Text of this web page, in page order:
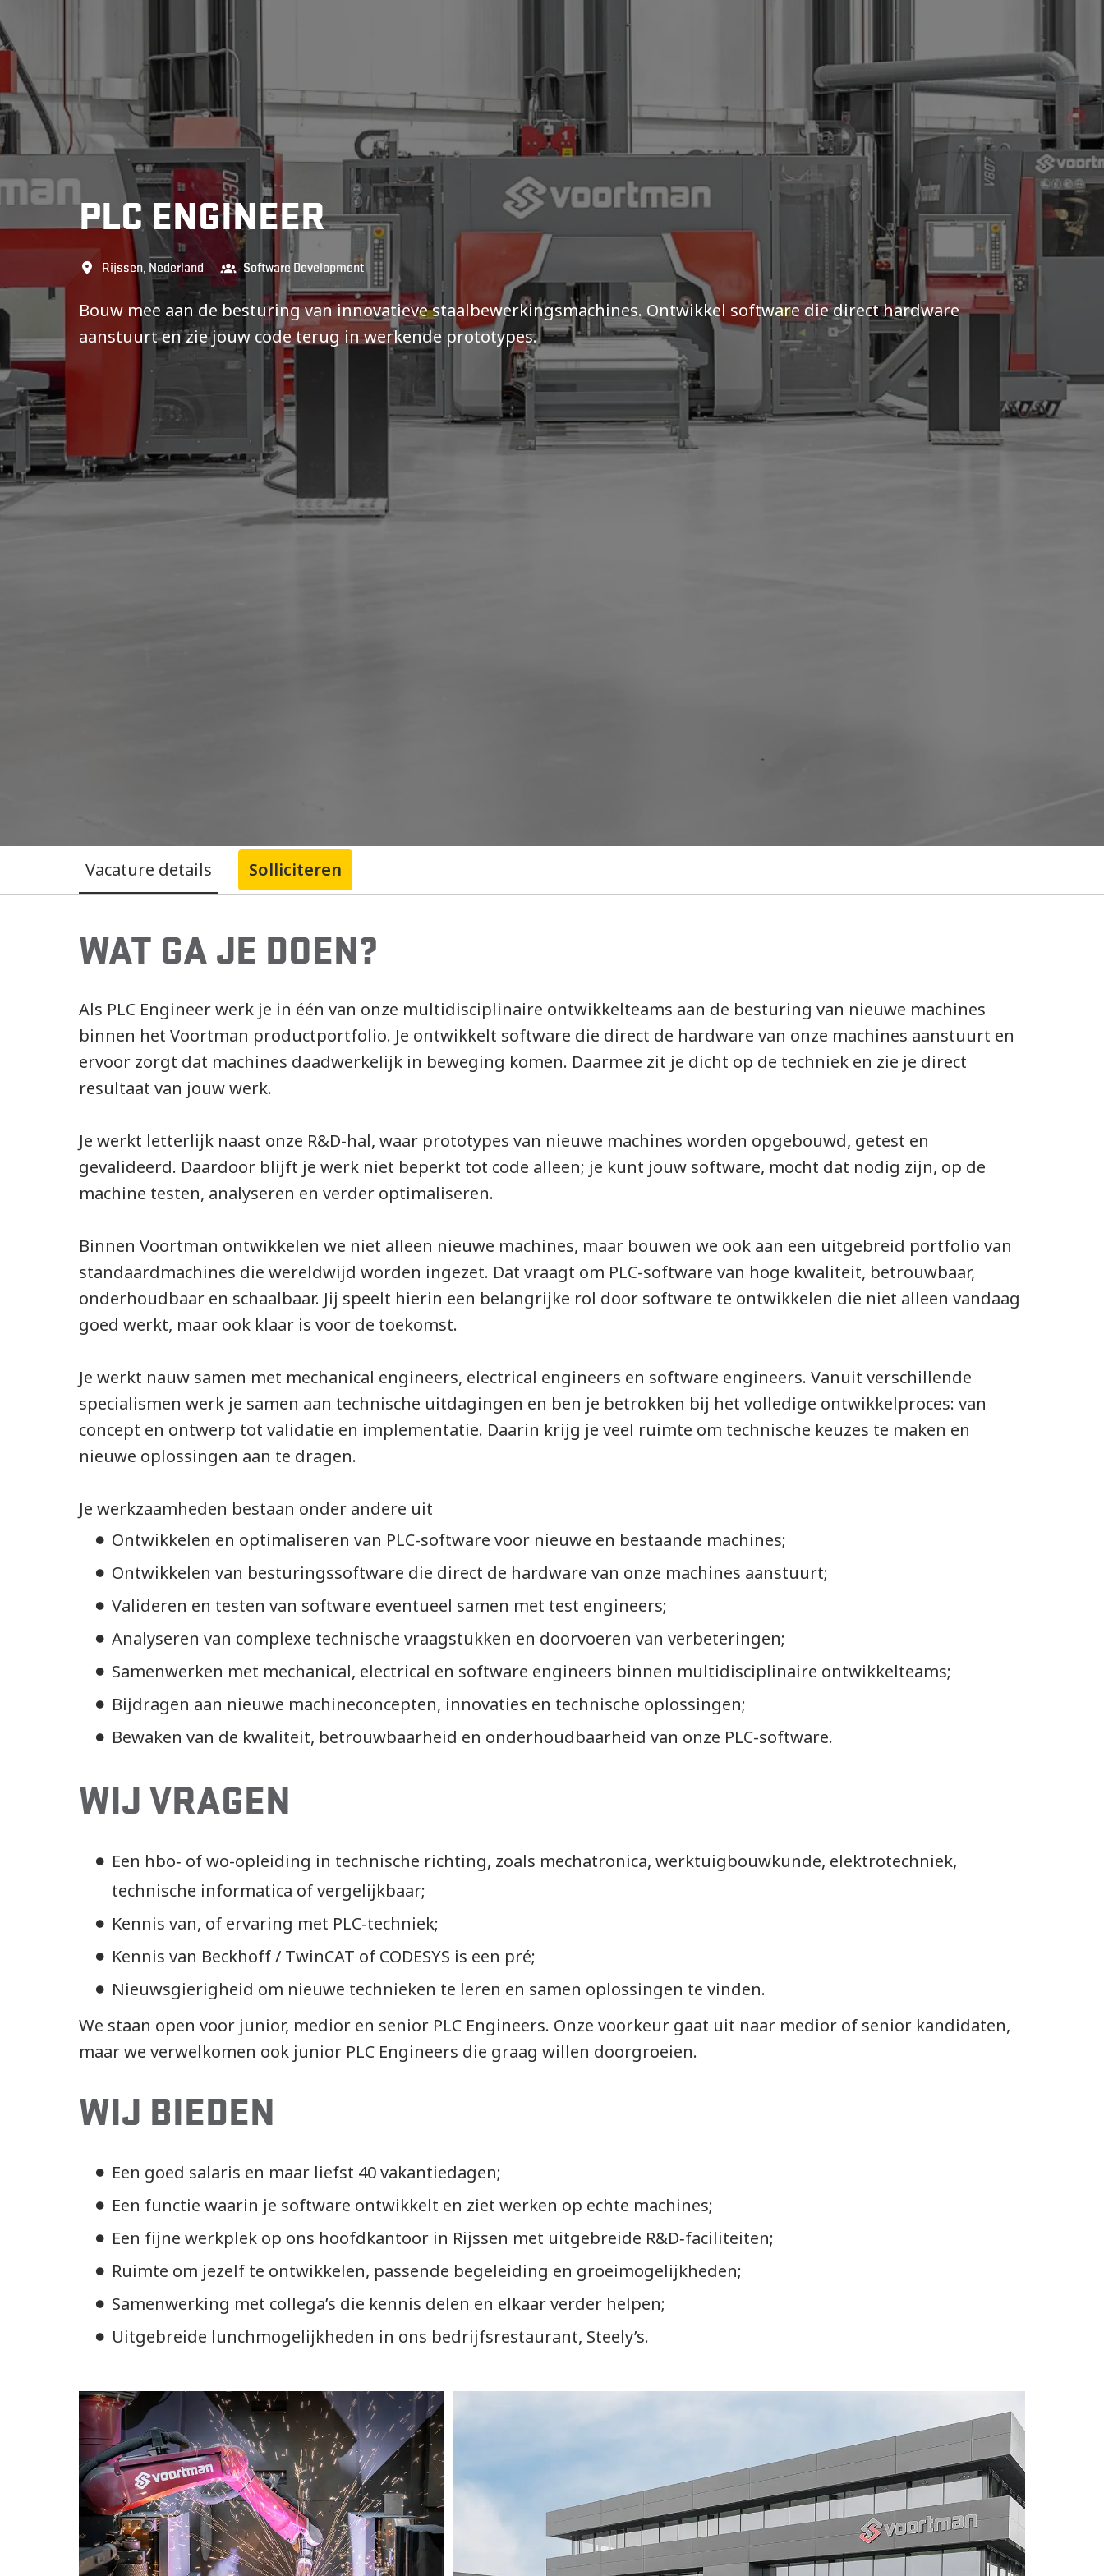
PLC ENGINEER
Rijssen Nederland Software Development
Bouw mee aan de besturing van innovatieve staalbewerkingsmachines. Ontwikkel software die direct hardware
aanstuurt en zie jouw code terug in werkende prototypes.
Vacature details Solliciteren
WAT GA JE DOEN?
Als PLC Engineer werk je in één van onze multidisciplinaire ontwikkelteams aan de besturing van nieuwe machines
binnen het Voortman productportfolio. Je ontwikkelt software die direct de hardware van onze machines aanstuurt en
ervoor zorgt dat machines daadwerkelijk in beweging komen. Daarmee zit je dicht op de techniek en zie je direct
resultaat van jouw werk.
Je werkt letterlijk naast onze R&D-hal, waar prototypes van nieuwe machines worden opgebouwd, getest en
gevalideerd. Daardoor blijft je werk niet beperkt tot code alleen; je kunt jouw software, mocht dat nodig zijn, op de
machine testen, analyseren en verder optimaliseren.
Binnen Voortman ontwikkelen we niet alleen nieuwe machines, maar bouwen we ook aan een uitgebreid portfolio van
standaardmachines die wereldwijd worden ingezet. Dat vraagt om PLC-software van hoge kwaliteit, betrouwbaar,
onderhoudbaar en schaalbaar. Jij speelt hierin een belangrijke rol door software te ontwikkelen die niet alleen vandaag
goed werkt, maar ook klaar is voor de toekomst.
Je werkt nauw samen met mechanical engineers, electrical engineers en software engineers. Vanuit verschillende
specialismen werk je samen aan technische uitdagingen en ben je betrokken bij het volledige ontwikkelproces: van
concept en ontwerp tot validatie en implementatie. Daarin krijg je veel ruimte om technische keuzes te maken en
nieuwe oplossingen aan te dragen.
Je werkzaamheden bestaan onder andere uit
Ontwikkelen en optimaliseren van PLC-software voor nieuwe en bestaande machines;
Ontwikkelen van besturingssoftware die direct de hardware van onze machines aanstuurt;
Valideren en testen van software eventueel samen met test engineers;
Analyseren van complexe technische vraagstukken en doorvoeren van verbeteringen;
Samenwerken met mechanical, electrical en software engineers binnen multidisciplinaire ontwikkelteams;
Bijdragen aan nieuwe machineconcepten, innovaties en technische oplossingen;
Bewaken van de kwaliteit, betrouwbaarheid en onderhoudbaarheid van onze PLC-software.
WIJ VRAGEN
Een hbo‑ of wo-opleiding in technische richting, zoals mechatronica, werktuigbouwkunde, elektrotechniek,
technische informatica of vergelijkbaar;
Kennis van, of ervaring met PLC‑techniek;
Kennis van Beckhoff / TwinCAT of CODESYS is een pré;
Nieuwsgierigheid om nieuwe technieken te leren en samen oplossingen te vinden.
We staan open voor junior, medior en senior PLC Engineers. Onze voorkeur gaat uit naar medior of senior kandidaten,
maar we verwelkomen ook junior PLC Engineers die graag willen doorgroeien.
WIJ BIEDEN
Een goed salaris en maar liefst 40 vakantiedagen;
Een functie waarin je software ontwikkelt en ziet werken op echte machines;
Een fijne werkplek op ons hoofdkantoor in Rijssen met uitgebreide R&D‑faciliteiten;
Ruimte om jezelf te ontwikkelen, passende begeleiding en groeimogelijkheden;
Samenwerking met collega’s die kennis delen en elkaar verder helpen;
Uitgebreide lunchmogelijkheden in ons bedrijfsrestaurant, Steely’s.